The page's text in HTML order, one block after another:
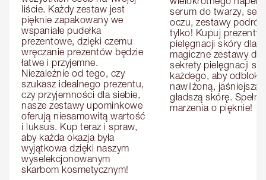
liście. Każdy zestaw jest
pięknie zapakowany we
wspaniałe pudełka
prezentowe, dzięki czemu
wręczanie prezentów będzie
łatwe i przyjemne.
Niezależnie od tego, czy
szukasz idealnego prezentu,
czy przyjemności dla siebie,
nasze zestawy upominkowe
oferują niesamowitą wartość
i luksus. Kup teraz i spraw,
aby każda okazja była
wyjątkowa dzięki naszym
wyselekcjonowanym
skarbom kosmetycznym!
serum do twarzy,
oczu, zestawy
tylko! Kupuj prezenty
pielęgnacji skóry dla
magiczne zestawy dla
sekrety pielęgnacji
każdego, aby
nawilżoną, jaśniejszą i
gładszą skórę.
marzenia o pięknie!